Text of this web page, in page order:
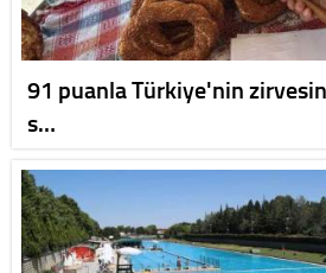
91 puanla Türkiye'nin
s…